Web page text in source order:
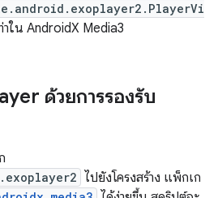
ใน AndroidX Media3
ด้วยการรองรับ
ไปยังโครงสร้าง แพ็กเก